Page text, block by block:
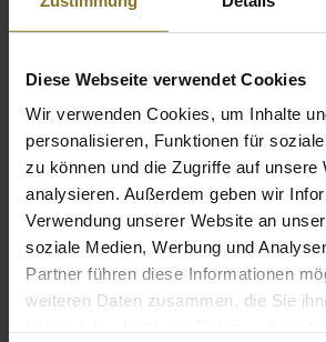
Diese Webseite verwendet Cookies
Wir verwenden Cookies, um Inhalte
personalisieren, Funktionen für
zu können und die Zugriffe auf unsere
analysieren. Außerdem geben wir
Verwendung unserer Website an
soziale Medien, Werbung und
Partner führen diese Informationen
weiteren Daten zusammen, die Sie
Sekundärfarbe Gold
Hauptfarbe Kissen
Farbe der Nähte Gold
Hauptfarbe Kissennähte Gold